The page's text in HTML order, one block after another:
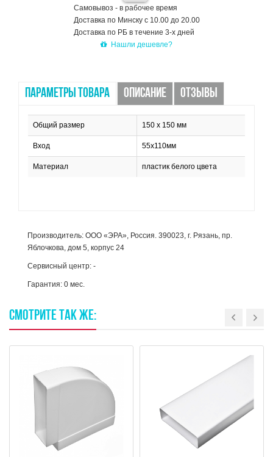
Самовывоз - в рабочее время
Доставка по Минску с 10.00 до 20.00
Доставка по РБ в течение 3-х дней
Нашли дешевле?
ПАРАМЕТРЫ ТОВАРА ОПИСАНИЕ ОТЗЫВЫ
Общий размер 150 х 150 мм
Вход 55х110мм
Материал пластик белого цвета
Производитель: ООО «ЭРА», Россия. 390023, г. Рязань, пр.
Яблочкова, дом 5, корпус 24
Сервисный центр: -
Гарантия: 0 мес.
СМОТРИТЕ ТАКЖЕ: